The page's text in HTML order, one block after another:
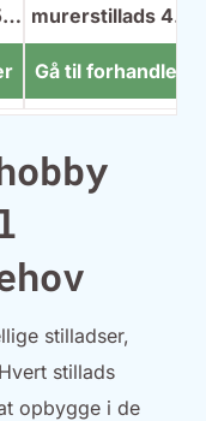
x murerstillads 4 x
6 m
Gå til forhandler
stilladser,
stillads
opbygge i de